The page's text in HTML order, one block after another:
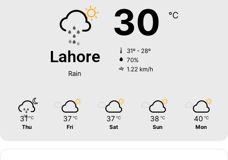
Lahore
Rain
30 ℃
31º - 28º
70%
1.22 km/h
31 ℃
Thu
37 ℃
Fri
37 ℃
Sat
38 ℃
Sun
40 ℃
Mon